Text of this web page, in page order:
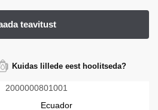
Kuidas lillede eest hoolitseda?
2000000801001
Ecuador